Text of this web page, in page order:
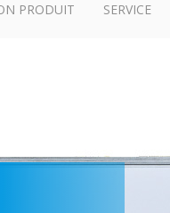
PRODUIT SERVICE